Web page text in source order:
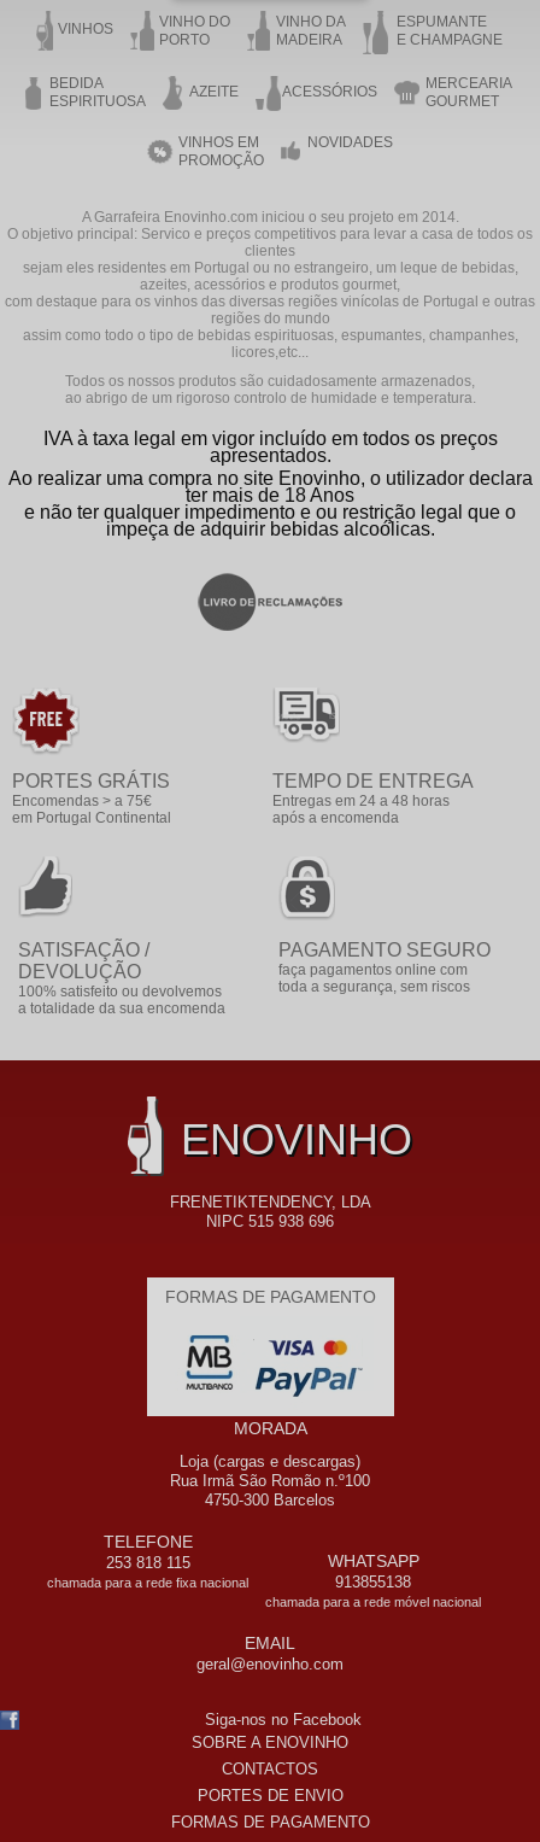
VINHOS
VINHO DO
PORTO
VINHO DA
MADEIRA
ESPUMANTE
E CHAMPAGNE
BEDIDA
ESPIRITUOSA
AZEITE ACESSÓRIOS
MERCEARIA
GOURMET
VINHOS EM
PROMOÇÃO
NOVIDADES
A Garrafeira Enovinho.com iniciou o seu projeto em 2014.
O objetivo principal: Servico e preços competitivos para levar a casa de todos os
clientes
sejam eles residentes em Portugal ou no estrangeiro, um leque de bebidas,
azeites, acessórios e produtos gourmet,
com destaque para os vinhos das diversas regiões vinícolas de Portugal e outras
regiões do mundo
assim como todo o tipo de bebidas espirituosas, espumantes, champanhes,
licores,etc...
Todos os nossos produtos são cuidadosamente armazenados,
ao abrigo de um rigoroso controlo de humidade e temperatura.
IVA à taxa legal em vigor incluído em todos os preços
apresentados.
Ao realizar uma compra no site Enovinho, o utilizador declara
ter mais de 18 Anos
e não ter qualquer impedimento e ou restrição legal que o
impeça de adquirir bebidas alcoólicas.
PORTES GRÁTIS
Encomendas > a 75€
em Portugal Continental
TEMPO DE ENTREGA
Entregas em 24 a 48 horas
após a encomenda
SATISFAÇÃO /
DEVOLUÇÃO
100% satisfeito ou devolvemos
a totalidade da sua encomenda
PAGAMENTO SEGURO
faça pagamentos online com
toda a segurança, sem riscos
ENOVINHO
FRENETIKTENDENCY, LDA
NIPC 515 938 696
FORMAS DE PAGAMENTO
MORADA
Loja (cargas e descargas)
Rua Irmã São Romão n.º100
4750-300 Barcelos
TELEFONE
253 818 115
chamada para a rede fixa nacional
WHATSAPP
913855138
chamada para a rede móvel nacional
EMAIL
geral@enovinho.com
Siga-nos no Facebook
SOBRE A ENOVINHO
CONTACTOS
PORTES DE ENVIO
FORMAS DE PAGAMENTO